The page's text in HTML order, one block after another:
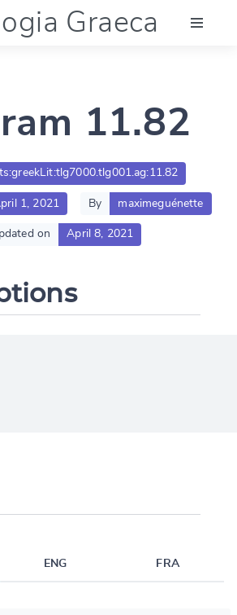
Graeca
11.82
1, 2021 By maximeguénette
on April 8, 2021
ENG FRA